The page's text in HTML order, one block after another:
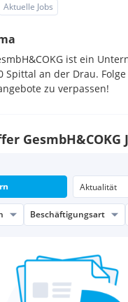
Aktuelle Jobs
ist ein
Spittal an der Drau.
zu verpassen!
GesmbH&COKG
Beschäftigungsart